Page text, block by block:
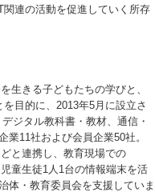
連の活動を促進していく所存
生きる子どもたちの学びと、
目的に、2013年5月に設立さ
ジタル教科書・教材、通信・
11社および会員企業50社。
と連携し、教育現場での
童生徒1人1台の情報端末を活
体・教育委員会を支援していま